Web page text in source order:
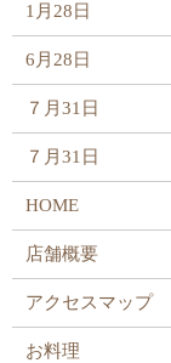
1月28日
6月28日
７月31日
７月31日
HOME
店舗概要
アクセスマップ
お料理